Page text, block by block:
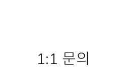
1:1 문의